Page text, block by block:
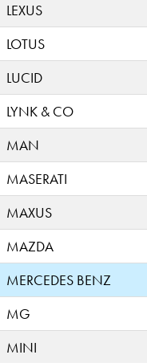
LEXUS
LOTUS
LUCID
LYNK & CO
MAN
MASERATI
MAXUS
MAZDA
MERCEDES BENZ
MG
MINI